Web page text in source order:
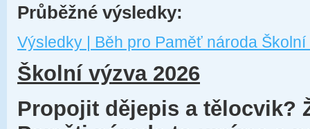
Průběžné výsledky:
Výsledky | Běh pro Paměť národa
Školní výzva 2026
Propojit dějepis a tělocvik?